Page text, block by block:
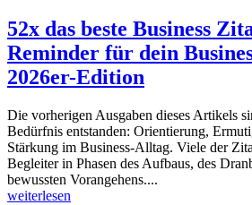
52x das beste Business
Reminder für dein
2026er-Edition
Die vorherigen Ausgaben dieses Artikels
Bedürfnis entstanden: Orientierung,
Stärkung im Business-Alltag. Viele der
Begleiter in Phasen des Aufbaus, des
bewussten Vorangehens....
weiterlesen